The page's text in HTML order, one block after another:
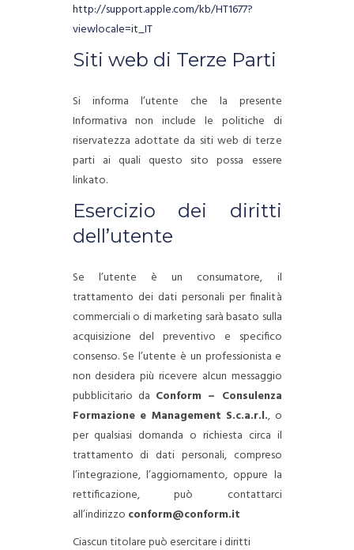
http://support.apple.com/kb/HT1677?
viewlocale=it_IT
Siti web di Terze Parti
Si informa l’utente che la presente
Informativa non include le politiche di
riservatezza adottate da siti web di terze
parti ai quali questo sito possa essere
linkato.
Esercizio dei diritti
dell’utente
Se l’utente è un consumatore, il
trattamento dei dati personali per finalità
commerciali o di marketing sarà basato sulla
acquisizione del preventivo e specifico
consenso. Se l’utente è un professionista e
non desidera più ricevere alcun messaggio
pubblicitario da Conform – Consulenza
Formazione e Management S.c.a.r.l., o
per qualsiasi domanda o richiesta circa il
trattamento di dati personali, compreso
l’integrazione, l’aggiornamento, oppure la
rettificazione, può contattarci
all’indirizzo conform@conform.it
Ciascun titolare può esercitare i diritti